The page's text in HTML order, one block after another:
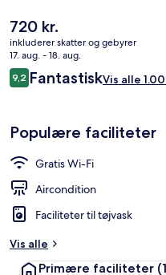
rejsende. Offentlig transport
ligger kun 7 minutter derfra til
Den
nuværende
pris
er
720 kr.
720 kr.
inkluderer skatter og gebyrer
17. aug. - 18. aug.
Anmeldelser
9,29,2 ud af 10.
FantastiskVis alle
Populære faciliteter
Gratis Wi-Fi
Aircondition
Faciliteter til tøjvask
Vis alle
Primære faciliteter